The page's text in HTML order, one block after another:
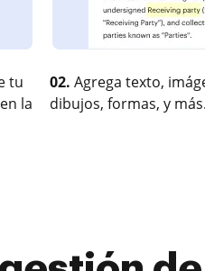
tu
la
02. Agrega texto,
dibujos, formas, y más.